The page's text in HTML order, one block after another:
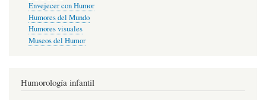
Envejecer con Humor
Humores del Mundo
Humores visuales
Museos del Humor
Humorología infantil